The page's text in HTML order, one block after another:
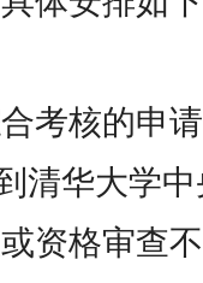
考核的申
清华大学
资格审查